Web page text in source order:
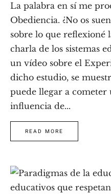
La palabra en sí me
Obediencia. ¿No os
sobre lo que reflexioné
charla de los sistemas
un vídeo sobre el
dicho estudio, se
puede llegar a cometer
influencia de...
READ MORE